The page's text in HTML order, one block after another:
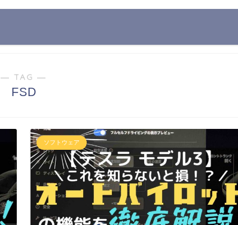
― TAG ―
FSD
ソフトウェア